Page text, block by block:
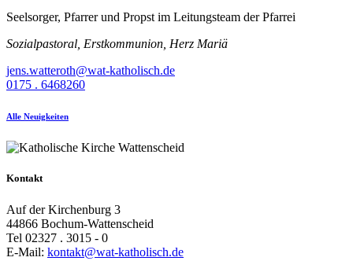
Seelsorger, Pfarrer und Propst im Leitungsteam der Pfarrei
Sozialpastoral, Erstkommunion, Herz Mariä
jens.watteroth@wat-katholisch.de
0175 . 6468260
Alle Neuigkeiten
Kontakt
Auf der Kirchenburg 3
44866 Bochum-Wattenscheid
Tel 02327 . 3015 - 0
E-Mail: kontakt@wat-katholisch.de